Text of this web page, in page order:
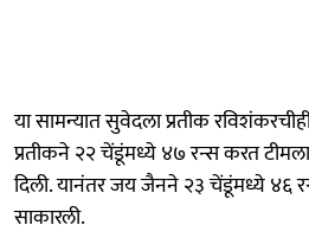
या सामन्यात सुवेदला प्रतीक
प्रतीकने २२ चेंडूंमध्ये ४७ रन्स करत
दिली. यानंतर जय जैनने २३ चेंडूंमध्ये ४६
साकारली.